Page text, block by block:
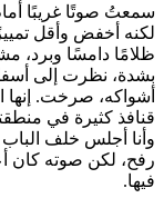
سمعتُ صوتًا غريبًا
لكنه أخفض وأقل
ظلامًا دامسًا وبرد،
بشدة، نظرت إلى
أشواكه، صرخت. إنها
قنافذ كثيرة في
وأنا أجلس خلف الباب
رفح، لكن صوته كان
فيها.